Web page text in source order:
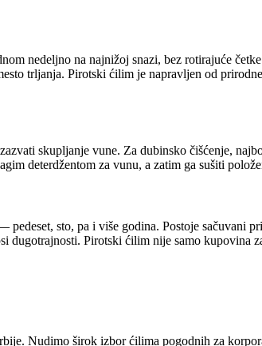
nedeljno na najnižoj snazi, bez rotirajuće
trljanja. Pirotski ćilim je napravljen od
skupljanje vune. Za dubinsko čišćenje,
deterdžentom za vunu, a zatim ga sušiti
sto, pa i više godina. Postoje sačuvani
Pirotski ćilim nije samo kupovina
Nudimo širok izbor ćilima pogodnih za